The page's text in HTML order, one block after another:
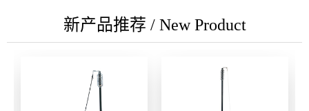
新产品推荐 / New Product